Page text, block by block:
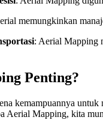
memungkinkan
: Aerial Mapping
Penting?
kemampuannya
Aerial Mapping, kita